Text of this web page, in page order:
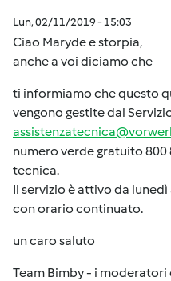
Lun, 02/11/2019 - 15:03
Ciao Maryde e storpia,
anche a voi diciamo che
ti informiamo che questo
vengono gestite dal
numero verde gratuito 800
tecnica.
Il servizio è attivo da
con orario continuato.
un caro saluto
Team Bimby - i